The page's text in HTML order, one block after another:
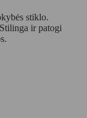
stiklo.
ir patogi